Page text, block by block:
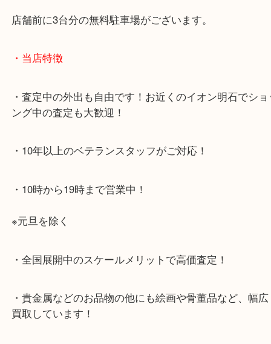
・最寄り駅のご案内
JR神戸線「明石大久保駅」
大久保西交差点を北へすぐ
・お車でのご来店の方
店舗前に3台分の無料駐車場がございます。
・当店特徴
・査定中の外出も自由です！お近くのイオン明石